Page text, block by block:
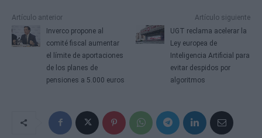
Artículo anterior
Inverco propone al
comité fiscal aumentar
el límite de aportaciones
de los planes de
pensiones a 5.000 euros
Artículo siguiente
UGT reclama acelerar la
Ley europea de
Inteligencia Artificial para
evitar despidos por
algoritmos